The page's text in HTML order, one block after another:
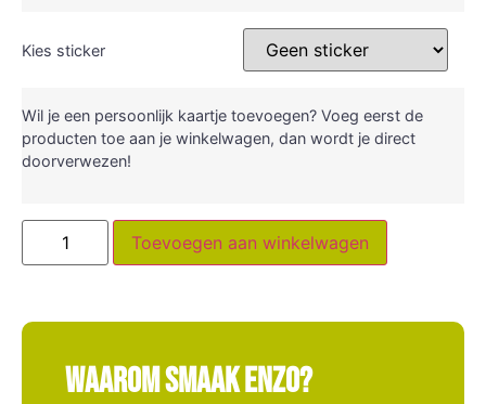
Kies sticker
Wil je een persoonlijk kaartje toevoegen? Voeg eerst de
producten toe aan je winkelwagen, dan wordt je direct
doorverwezen!
Toevoegen aan winkelwagen
Waarom Smaak Enzo?